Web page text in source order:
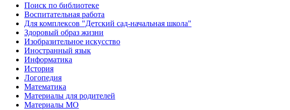
Поиск по библиотеке
Воспитательная работа
Для комплексов "Детский сад-начальная школа"
Здоровый образ жизни
Изобразительное искусство
Иностранный язык
Информатика
История
Логопедия
Математика
Материалы для родителей
Материалы МО